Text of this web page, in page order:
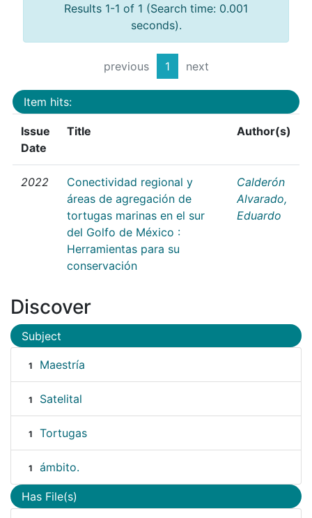
Results 1-1 of 1 (Search time: 0.001
seconds).
previous 1 next
Item hits:
Issue
Date
Title Author(s)
2022
Conectividad regional y
áreas de agregación de
tortugas marinas en el sur
del Golfo de México :
Herramientas para su
conservación
Calderón
Alvarado,
Eduardo
Discover
Subject
1 Maestría
1 Satelital
1 Tortugas
1 ámbito.
Has File(s)